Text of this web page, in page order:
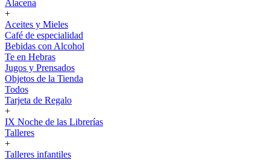
Alacena
+
Aceites y Mieles
Café de especialidad
Bebidas con Alcohol
Te en Hebras
Jugos y Prensados
Objetos de la Tienda
Todos
Tarjeta de Regalo
+
IX Noche de las Librerías
Talleres
+
Talleres infantiles